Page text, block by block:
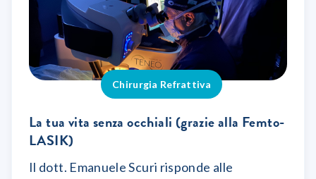
Chirurgia Refrattiva
La tua vita senza occhiali (grazie alla Femto-
LASIK)
Il dott. Emanuele Scuri risponde alle